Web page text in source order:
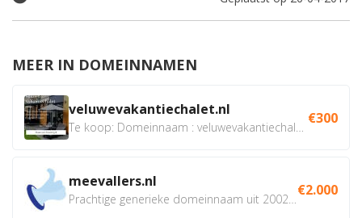
MEER IN DOMEINNAMEN
veluwevakantiechalet.nl €300
meevallers.nl €2.000